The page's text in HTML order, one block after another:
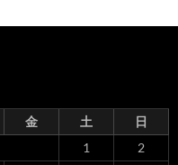
金 土
日
1
2